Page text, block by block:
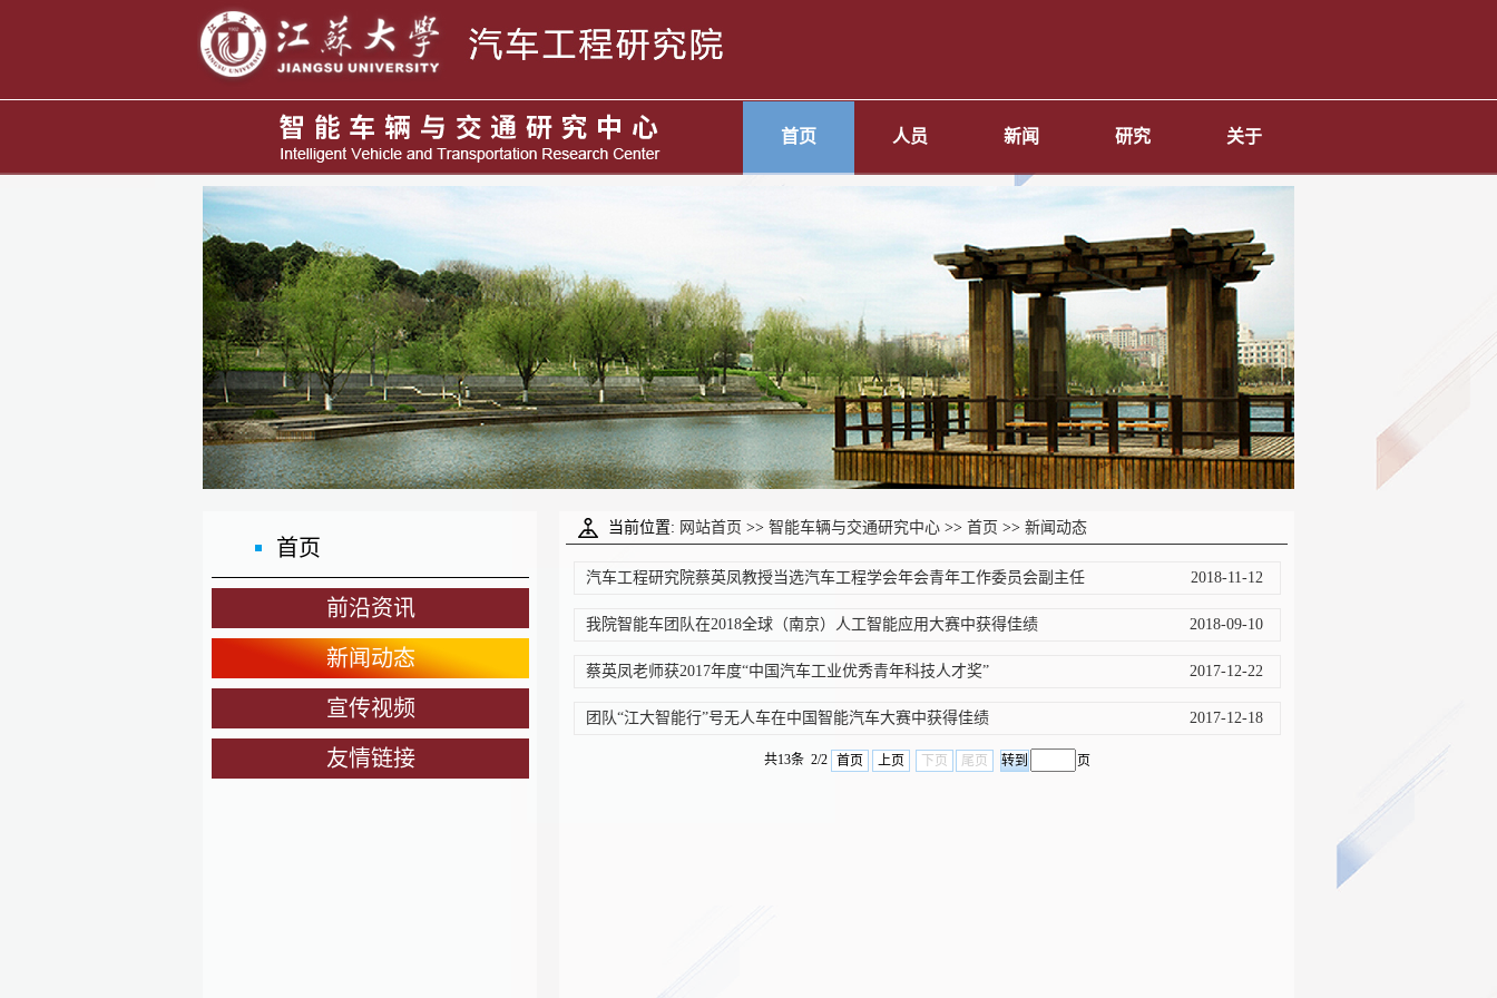
首页 人员 新闻 研究 关于
首页
前沿资讯
新闻动态
宣传视频
友情链接
当前位置: 网站首页 >> 智能车辆与交通研究中心 >> 首页 >> 新闻动态
2018-11-12
汽车工程研究院蔡英凤教授当选汽车工程学会年会青年工作委员会副主任
2018-09-10
我院智能车团队在2018全球（南京）人工智能应用大赛中获得佳绩
2017-12-22
蔡英凤老师获2017年度“中国汽车工业优秀青年科技人才奖”
2017-12-18
团队“江大智能行”号无人车在中国智能汽车大赛中获得佳绩
共13条 2/2 首页 上页 下页 尾页 页